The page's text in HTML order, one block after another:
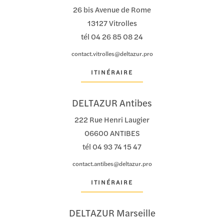
26 bis Avenue de Rome
13127 Vitrolles
tél04 26 85 08 24
contact.vitrolles@deltazur.pro
ITINÉRAIRE
DELTAZUR Antibes
222 Rue Henri Laugier
06600 ANTIBES
tél04 93 74 15 47
contact.antibes@deltazur.pro
ITINÉRAIRE
DELTAZUR Marseille